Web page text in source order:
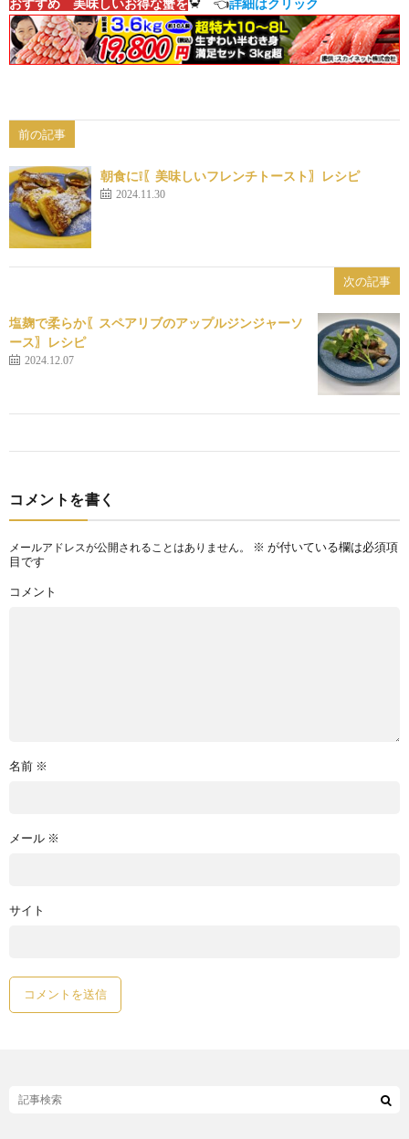
おすすめ 美味しいお得な蟹を🦀 👈詳細はクリック
前の記事
朝食に❕〖美味しいフレンチトースト〗レシピ
2024.11.30
次の記事
塩麹で柔らか〖スペアリブのアップルジンジャーソ
ース〗レシピ
2024.12.07
コメントを書く
メールアドレスが公開されることはありません。 ※ が付いている欄は必須項
目です
コメント
名前 ※
メール ※
サイト